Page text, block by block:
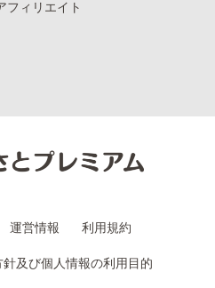
フィリエイト
運営情報 利用規約
及び個人情報の利用目的